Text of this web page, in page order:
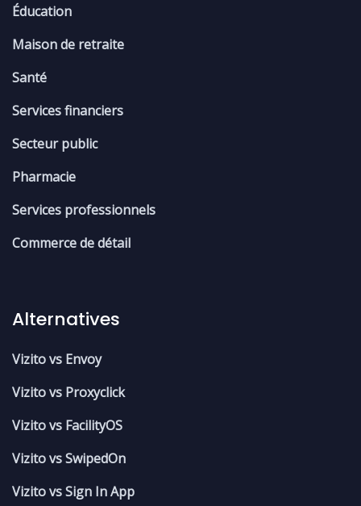
Éducation
Maison de retraite
Santé
Services financiers
Secteur public
Pharmacie
Services professionnels
Commerce de détail
Alternatives
Vizito vs Envoy
Vizito vs Proxyclick
Vizito vs FacilityOS
Vizito vs SwipedOn
Vizito vs Sign In App